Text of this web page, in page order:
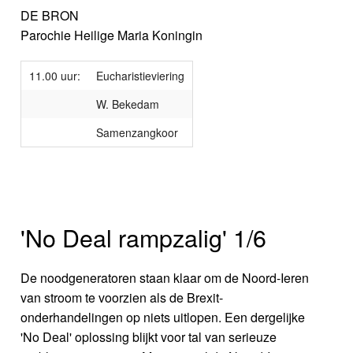
DE BRON
Parochie Heilige Maria Koningin
11.00 uur:
Eucharistieviering
W. Bekedam
Samenzangkoor
'No Deal rampzalig' 1/6
De noodgeneratoren staan klaar om de Noord-Ieren
van stroom te voorzien als de Brexit-
onderhandelingen op niets uitlopen. Een dergelijke
'No Deal' oplossing blijkt voor tal van serieuze